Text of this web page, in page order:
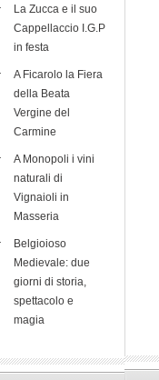
La Zucca e il suo
Cappellaccio I.G.P
in festa
A Ficarolo la Fiera
della Beata
Vergine del
Carmine
A Monopoli i vini
naturali di
Vignaioli in
Masseria
Belgioioso
Medievale: due
giorni di storia,
spettacolo e
magia